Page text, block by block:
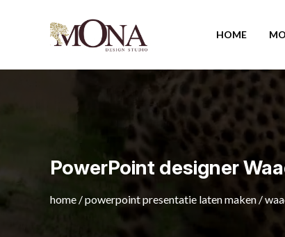
HOME
PowerPoint designer
home /powerpoint presentatie laten maken /